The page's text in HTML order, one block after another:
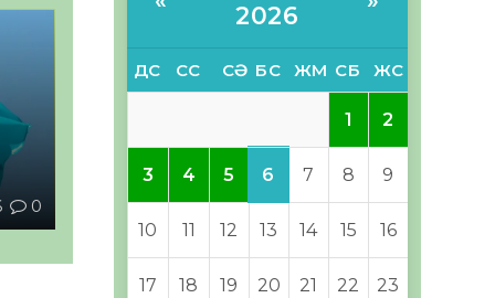
0
2026
ДС СС СӘ БС ЖМ СБ ЖС
1 2
3 4 5 6 7 8 9
10 11 12 13 14 15 16
17 18 19 20 21 22 23